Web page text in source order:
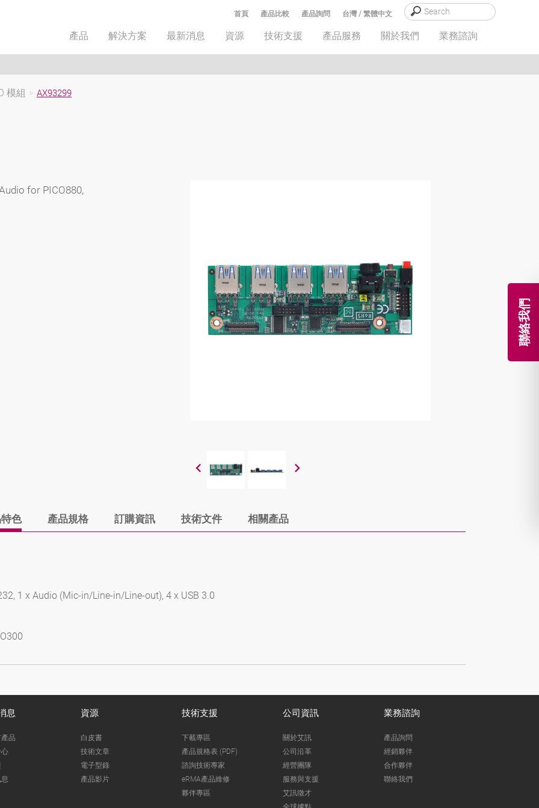
聯絡我們
台灣 / 繁體中文
產品詢問
產品比較
首頁
產品 解決方案 最新消息 資源 技術支援 產品服務 關於我們 業務諮詢
模組 > AX93299
for PICO880,
色 產品規格 訂購資訊 技術文件 相關產品
1 x Audio (Mic-in/Line-in/Line-out), 4 x USB 3.0
息
品
心
資源
白皮書
技術文章
電子型錄
產品影片
技術支援
下載專區
產品規格表 (PDF)
諮詢技術專家
eRMA產品維修
夥伴專區
公司資訊
關於艾訊
公司沿革
經營團隊
服務與支援
艾訊徵才
業務諮詢
產品詢問
經銷夥伴
合作夥伴
聯絡我們